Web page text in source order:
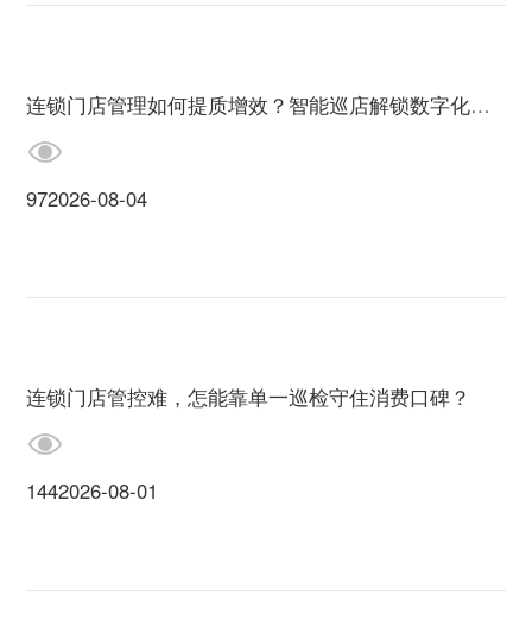
连锁门店管理如何提质增效？智能巡店解锁数字化新范式
972026-08-04
连锁门店管控难，怎能靠单一巡检守住消费口碑？
1442026-08-01